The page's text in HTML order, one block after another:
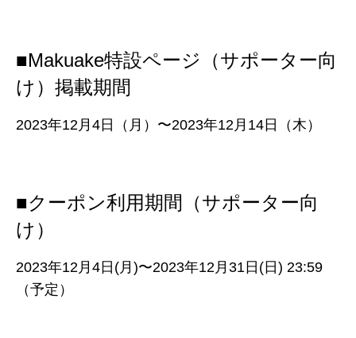
■Makuake特設ページ（サポーター向
け）掲載期間
2023年12月4日（月）〜2023年12月14日 （木）
■クーポン利用期間 （サポーター向
け）
2023年12月4日(月)〜2023年12月31日(日) 23:59
（予定）